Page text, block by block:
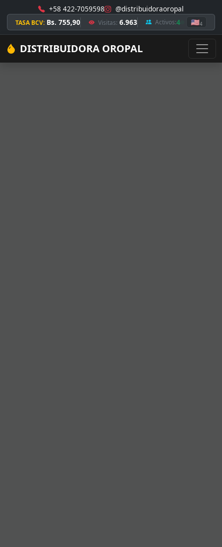
+58 422-7059598 @distribuidoraoropal
TASA BCV: Bs. 755,90 Visitas: 6.963 Activos:4 🇺🇸4
DISTRIBUIDORA OROPAL